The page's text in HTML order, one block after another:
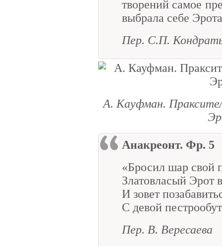
творений самое
выбрала себе
Пер. С.П.
А. Кауфман.
Анакреонт. Фр. 5
«Бросил шар свой
Златовласый Эрот
И зовет
С девой
Пер. В. Вересаева